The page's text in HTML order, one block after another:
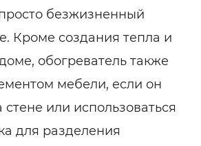
безжизненный
Кроме создания тепла и
обогреватель также
мебели, если он
или использоваться
для разделения